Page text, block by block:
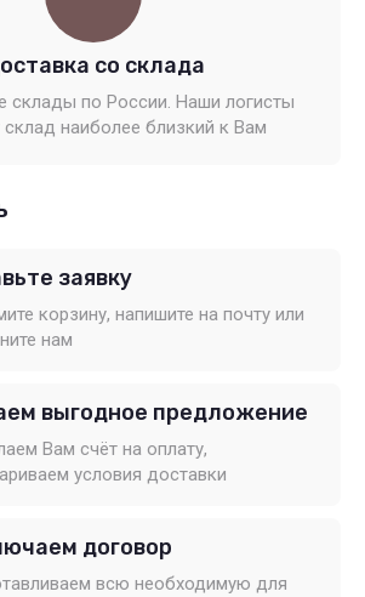
со склада
склады по России. Наши логисты
склад наиболее близкий к Вам
заявку
корзину, напишите на почту или
нам
выгодное предложение
Вам счёт на оплату,
условия доставки
договор
всю необходимую для